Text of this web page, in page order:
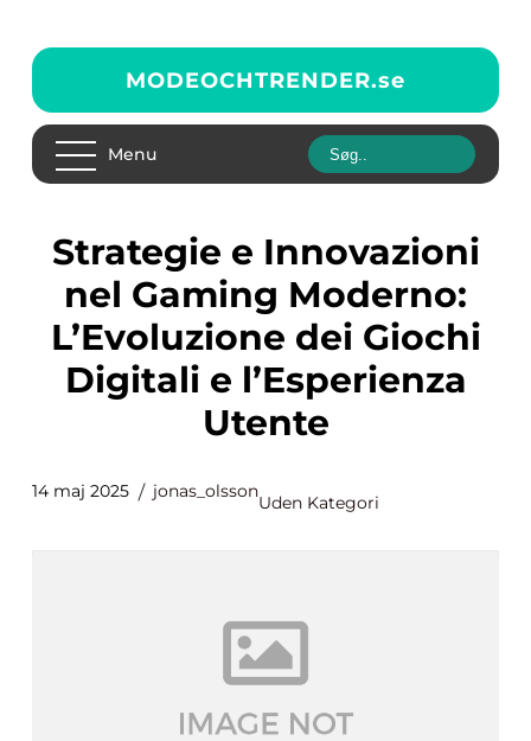
MODEOCHTRENDER.se
Menu
Strategie e Innovazioni
nel Gaming Moderno:
L’Evoluzione dei Giochi
Digitali e l’Esperienza
Utente
14 maj 2025 jonas_olsson
Uden Kategori